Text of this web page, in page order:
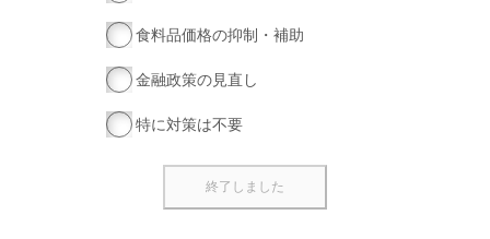
食料品価格の抑制・補助
金融政策の見直し
特に対策は不要